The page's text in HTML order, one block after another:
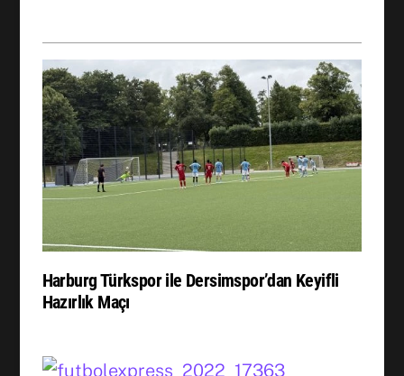
Harburg Türkspor ile Dersimspor’dan Keyifli
Hazırlık Maçı